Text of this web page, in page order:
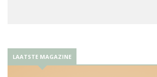
LAATSTE MAGAZINE